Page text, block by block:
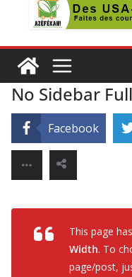
No Sidebar
Facebook
This page
Width. To
page/post,